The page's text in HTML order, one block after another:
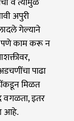
अपुरी
गेल्याने
काम करू न
पाढा
मिळत
वगळता, इतर
आहे.